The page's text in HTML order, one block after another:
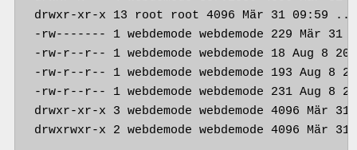
drwxr-xr-x 13 root root 4096 Mär 31 09:59 ..
-rw------- 1 webdemode webdemode 229 Mär
-rw-r--r-- 1 webdemode webdemode 18 Aug 8
-rw-r--r-- 1 webdemode webdemode 193 Aug 8
-rw-r--r-- 1 webdemode webdemode 231 Aug 8
drwxr-xr-x 3 webdemode webdemode 4096 Mär
drwxrwxr-x 2 webdemode webdemode 4096 Mär